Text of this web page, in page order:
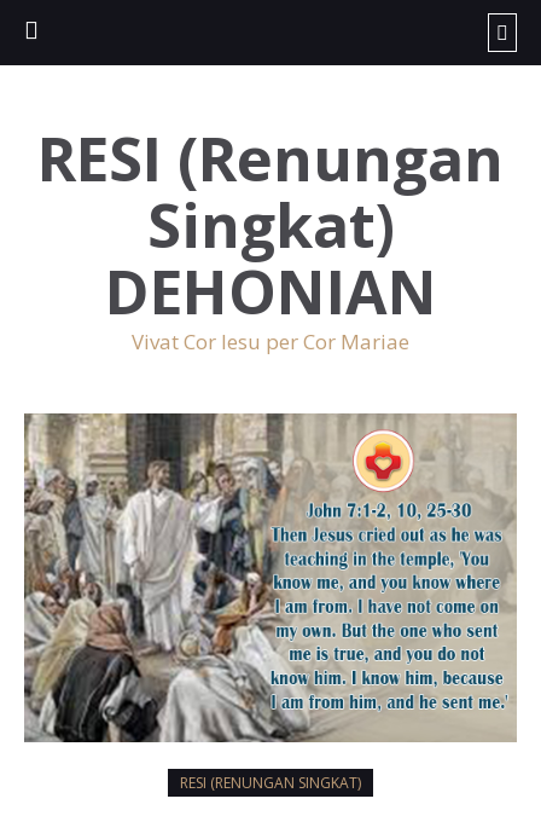
RESI (Renungan
Singkat)
DEHONIAN
Vivat Cor Iesu per Cor Mariae
RESI (RENUNGAN SINGKAT)